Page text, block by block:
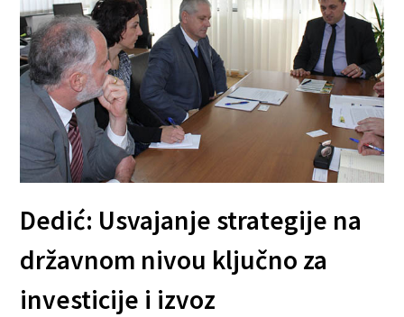
Dedić: Usvajanje strategije na
državnom nivou ključno za
investicije i izvoz